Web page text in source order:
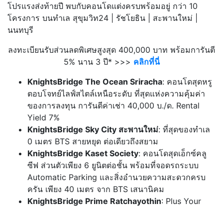
โปรแรงส่งท้ายปี พบกับคอนโดแต่งครบพร้อมอยู่ กว่า 10
โครงการ บนทำเล สุขุมวิท24 | รัชโยธิน | สะพานใหม่ |
นนทบุรี
ลงทะเบียนรับส่วนลดพิเศษสูงสุด 400,000 บาท พร้อมการันตี
5% นาน 3 ปี* >>> คลิกที่นี่
KnightsBridge The Ocean Sriracha: คอนโดสุดหรู
ตอบโจทย์ไลฟ์สไตล์เหนือระดับ ที่สุดแห่งความคุ้มค่า
ของการลงทุน การันตีค่าเช่า 40,000 บ./ด. Rental
Yield 7%
KnightsBridge Sky City สะพานใหม่: ที่สุดของทำเล
0 เมตร BTS สายหยุด ต่อเดียวถึงสยาม
KnightsBridge Kaset Society: คอนโดสุดเอ็กซ์คลู
ซีฟ ส่วนตัวเพียง 6 ยูนิตต่อชั้น พร้อมที่จอดรถระบบ
Automatic Parking และสิ่งอำนวยความสะดวกครบ
ครัน เพียง 40 เมตร จาก BTS เสนานิคม
KnightsBridge Prime Ratchayothin: Plus Your